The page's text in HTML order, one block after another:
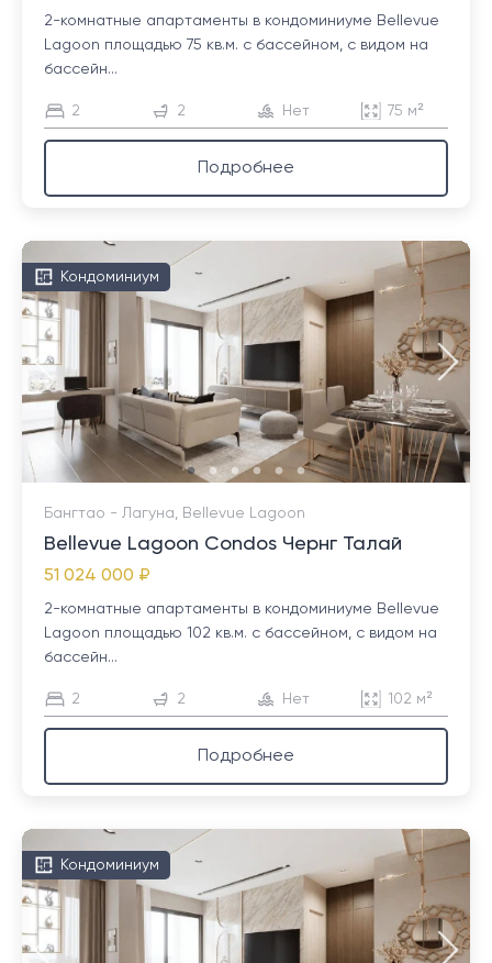
2-комнатные апартаменты в кондоминиуме Bellevue
Lagoon площадью 75 кв.м. с бассейном, с видом на
бассейн...
2 2 Нет 75 м²
Подробнее
Кондоминиум
Бангтао - Лагуна, Bellevue Lagoon
Bellevue Lagoon Condos Чернг Талай
51 024 000 ₽
2-комнатные апартаменты в кондоминиуме Bellevue
Lagoon площадью 102 кв.м. с бассейном, с видом на
бассейн...
2 2 Нет 102 м²
Подробнее
Кондоминиум